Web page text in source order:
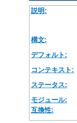
説明:
構文:
デフォルト:
コンテキスト:
ステータス:
モジュール:
互換性: